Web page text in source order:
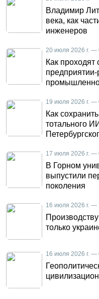
Владимир
века, как
инженеров
20 июля 2026 г. —
Как проходят
предприятии-
19 июля 2026 г. —
Как
тотального
17 июля 2026 г. —
В Горном
выпустили
поколения
16 июля 2026 г. —
только
16 июля 2026 г. —